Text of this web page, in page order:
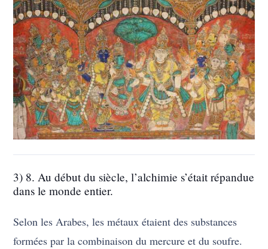
3) 8. Au début du siècle, l’alchimie s’était répandue
dans le monde entier.
Selon les Arabes, les métaux étaient des substances
formées par la combinaison du mercure et du soufre.